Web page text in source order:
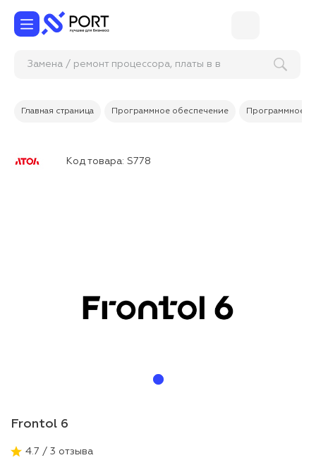
Замена / ремонт процессора, платы в вес
Главная страница Программное обеспечение Программное
Код товара: S778
Frontol 6
4.7 / 3 отзыва